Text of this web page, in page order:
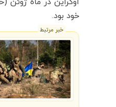
خود بود.
خبر مرتبط